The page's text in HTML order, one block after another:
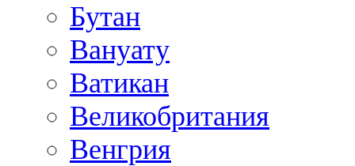
Бутан
Вануату
Ватикан
Великобритания
Венгрия